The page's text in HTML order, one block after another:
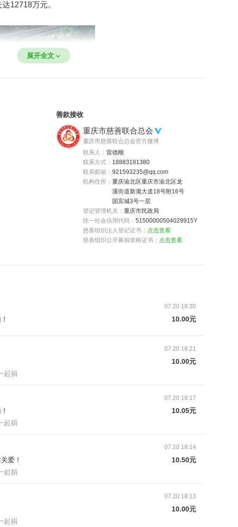
12718万元。
基本生活用品几乎全被洪水冲走，家具电器等多数也被
展开全文
善款接收
重庆市慈善联合总会
重庆市慈善联合总会官方微博
联系人： 雷德顺
联系方式： 18883181380
联系邮箱： 921593235@qq.com
机构住所： 重庆渝北区重庆市渝北区龙
溪街道新溉大道18号附16号
国宾城3号一层
登记管理机关： 重庆市民政局
统一社会信用代码： 51500000504029915Y
慈善组织法人登记证书： 点击查看
慈善组织公开募捐资格证书： 点击查看
07.20 18:30
10.00元
07.20 18:21
10.00元
起捐
07.20 18:17
10.05元
起捐
07.20 18:14
爱！
10.50元
起捐
07.20 18:13
10.00元
起捐